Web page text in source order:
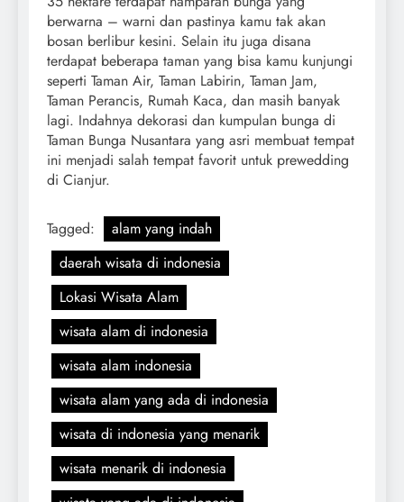
berwarna – warni dan pastinya kamu tak akan
bosan berlibur kesini. Selain itu juga disana
terdapat beberapa taman yang bisa kamu kunjungi
seperti Taman Air, Taman Labirin, Taman Jam,
Taman Perancis, Rumah Kaca, dan masih banyak
lagi. Indahnya dekorasi dan kumpulan bunga di
Taman Bunga Nusantara yang asri membuat tempat
ini menjadi salah tempat favorit untuk prewedding
di Cianjur.
Tagged:
alam yang indah
daerah wisata di indonesia
Lokasi Wisata Alam
wisata alam di indonesia
wisata alam indonesia
wisata alam yang ada di indonesia
wisata di indonesia yang menarik
wisata menarik di indonesia